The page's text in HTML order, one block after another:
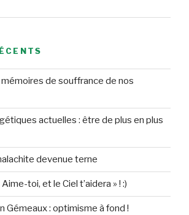
de souffrance de nos
actuelles : être de plus en plus
devenue terne
toi, et le Ciel t’aidera » ! :)
Gémeaux : optimisme à fond !